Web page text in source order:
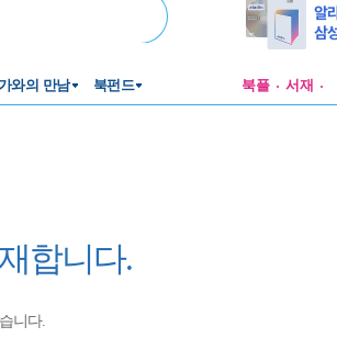
와의 만남 북펀드 북플 서재
합니다.
니다.